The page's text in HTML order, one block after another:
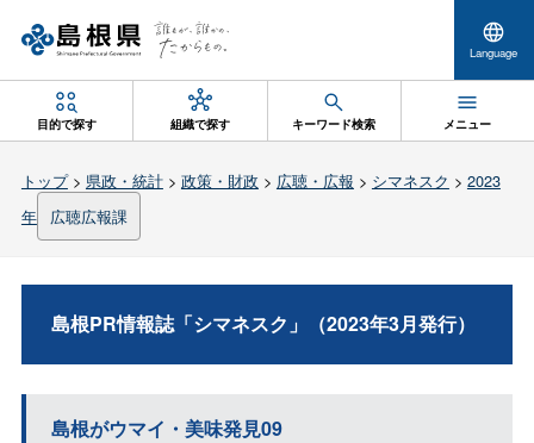
Language
目的で探す 組織で探す キーワード検索 メニュー
トップ> 県政・統計> 政策・財政 > 広聴・広報 > シマネスク > 2023
年
広聴広報課
島根PR情報誌「シマネスク」（2023年3月発行）
島根がウマイ・美味発見09